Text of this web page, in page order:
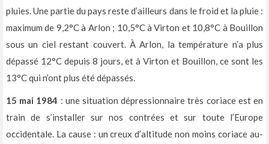
pluies. Une partie du pays reste d’ailleurs dans le froid et la pluie :
maximum de 9,2°C à Arlon ; 10,5°C à Virton et 10,8°C à Bouillon
sous un ciel restant couvert. À Arlon, la température n’a plus
dépassé 12°C depuis 8 jours, et à Virton et Bouillon, ce sont les
13°C qui n’ont plus été dépassés.
15 mai 1984 : une situation dépressionnaire très coriace est en
train de s’installer sur nos contrées et sur toute l’Europe
occidentale. La cause : un creux d’altitude non moins coriace au-